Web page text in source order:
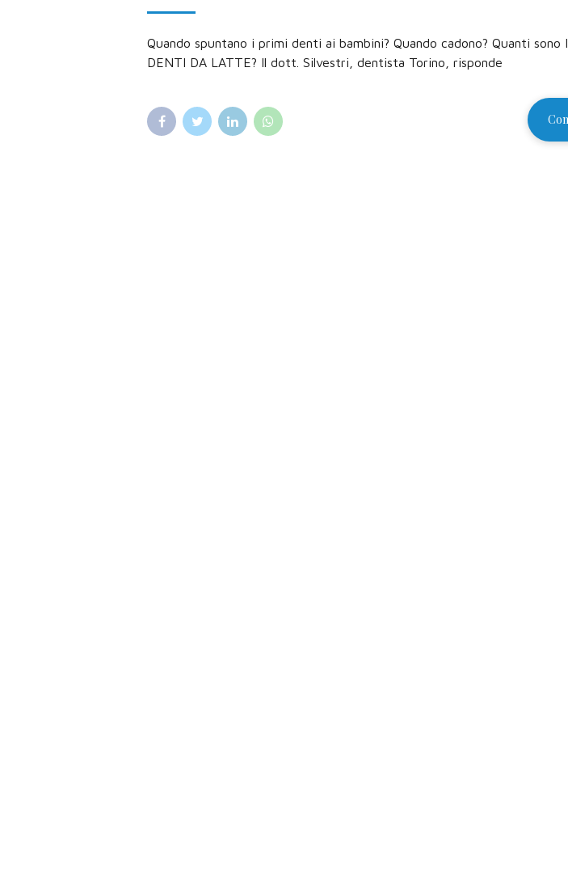
Quando spuntano i primi denti ai bambini? Quando cadono? Quanti sono I
DENTI DA LATTE? Il dott. Silvestri, dentista Torino, risponde